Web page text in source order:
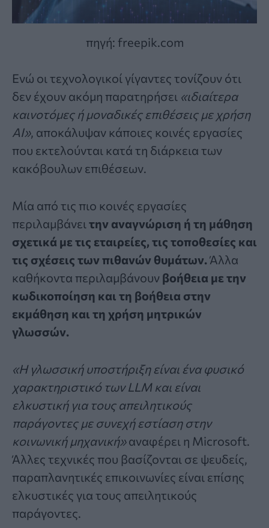
πηγή: freepik.com
Ενώ οι τεχνολογικοί γίγαντες τονίζουν ότι
δεν έχουν ακόμη παρατηρήσει «ιδιαίτερα
καινοτόμες ή μοναδικές επιθέσεις με χρήση
AI», αποκάλυψαν κάποιες κοινές εργασίες
που εκτελούνται κατά τη διάρκεια των
κακόβουλων επιθέσεων.
Μία από τις πιο κοινές εργασίες
περιλαμβάνει την αναγνώριση ή τη μάθηση
σχετικά με τις εταιρείες, τις τοποθεσίες και
τις σχέσεις των πιθανών θυμάτων.Άλλα
καθήκοντα περιλαμβάνουν βοήθεια με την
κωδικοποίηση και τη βοήθεια στην
εκμάθηση και τη χρήση μητρικών
γλωσσών.
«Η γλωσσική υποστήριξη είναι ένα φυσικό
χαρακτηριστικό των LLM και είναι
ελκυστική για τους απειλητικούς
παράγοντες με συνεχή εστίαση στην
κοινωνική μηχανική»αναφέρει η Microsoft.
Άλλες τεχνικές που βασίζονται σε ψευδείς,
παραπλανητικές επικοινωνίες είναι επίσης
ελκυστικές για τους απειλητικούς
παράγοντες.